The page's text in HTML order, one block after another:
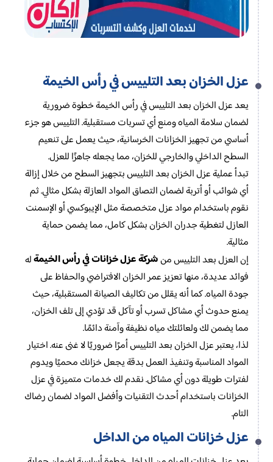
عزل الخزان بعد التلييس في رأس الخيمة
يعد عزل الخزان بعد التلييس في رأس الخيمة خطوة ضرورية
لضمان سلامة المياه ومنع أي تسربات مستقبلية. التلييس هو جزء
أساسي من تجهيز الخزانات الخرسانية، حيث يعمل على تنعيم
السطح الداخلي والخارجي للخزان، مما يجعله جاهزًا للعزل.
تبدأ عملية عزل الخزان بعد التلييس بتجهيز السطح من خلال إزالة
أي شوائب أو أتربة لضمان التصاق المواد العازلة بشكل مثالي. ثم
نقوم باستخدام مواد عزل متخصصة مثل الإيبوكسي أو الإسمنت
العازل لتغطية جدران الخزان بشكل كامل، مما يضمن حماية
مثالية.
إن العزل بعد التلييس منشركة عزل خزانات في رأس الخيمةله
فوائد عديدة، منها تعزيز عمر الخزان الافتراضي والحفاظ على
جودة المياه. كما أنه يقلل من تكاليف الصيانة المستقبلية، حيث
يمنع حدوث أي مشاكل تسرب أو تآكل قد تؤدي إلى تلف الخزان،
مما يضمن لك ولعائلتك مياه نظيفة وآمنة دائمًا.
لذا، يعتبر عزل الخزان بعد التلييس أمرًا ضروريًا لا غنى عنه. اختيار
المواد المناسبة وتنفيذ العمل بدقة يجعل خزانك محميًا ويدوم
لفترات طويلة دون أي مشاكل. نقدم لك خدمات متميزة في عزل
الخزانات باستخدام أحدث التقنيات وأفضل المواد لضمان رضاك
التام.
عزل خزانات المياه من الداخل